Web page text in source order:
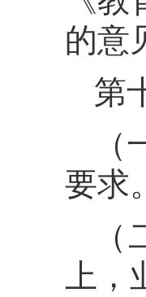
的意
第
要求。
上，